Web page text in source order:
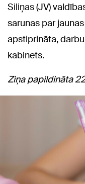
Siliņas (JV)
sarunas par
apstiprināta,
kabinets.
Ziņa papildināta